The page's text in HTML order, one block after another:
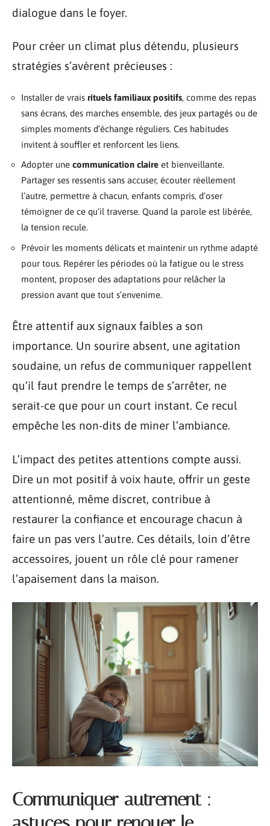
dialogue dans le foyer.
Pour créer un climat plus détendu, plusieurs
stratégies s’avèrent précieuses :
Installer de vrais rituels familiaux positifs, comme des repas
sans écrans, des marches ensemble, des jeux partagés ou de
simples moments d’échange réguliers. Ces habitudes
invitent à souffler et renforcent les liens.
Adopter une communication claire et bienveillante.
Partager ses ressentis sans accuser, écouter réellement
l’autre, permettre à chacun, enfants compris, d’oser
témoigner de ce qu’il traverse. Quand la parole est libérée,
la tension recule.
Prévoir les moments délicats et maintenir un rythme adapté
pour tous. Repérer les périodes où la fatigue ou le stress
montent, proposer des adaptations pour relâcher la
pression avant que tout s’envenime.
Être attentif aux signaux faibles a son
importance. Un sourire absent, une agitation
soudaine, un refus de communiquer rappellent
qu’il faut prendre le temps de s’arrêter, ne
serait-ce que pour un court instant. Ce recul
empêche les non-dits de miner l’ambiance.
L’impact des petites attentions compte aussi.
Dire un mot positif à voix haute, offrir un geste
attentionné, même discret, contribue à
restaurer la confiance et encourage chacun à
faire un pas vers l’autre. Ces détails, loin d’être
accessoires, jouent un rôle clé pour ramener
l’apaisement dans la maison.
Communiquer autrement :